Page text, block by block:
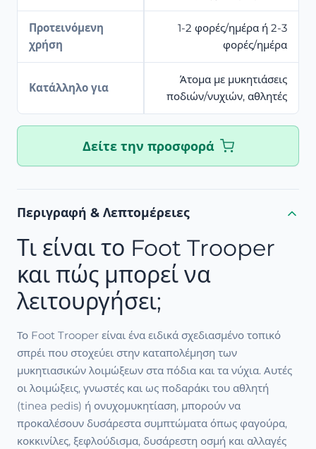
Προτεινόμενη
χρήση
1-2 φορές/ημέρα ή 2-3
φορές/ημέρα
Κατάλληλο για
Άτομα με μυκητιάσεις
ποδιών/νυχιών, αθλητές
Δείτε την προσφορά
Περιγραφή & Λεπτομέρειες
Τι είναι το Foot Trooper
και πώς μπορεί να
λειτουργήσει;
Το Foot Trooper είναι ένα ειδικά σχεδιασμένο τοπικό
σπρέι που στοχεύει στην καταπολέμηση των
μυκητιασικών λοιμώξεων στα πόδια και τα νύχια. Αυτές
οι λοιμώξεις, γνωστές και ως ποδαράκι του αθλητή
(tinea pedis) ή ονυχομυκητίαση, μπορούν να
προκαλέσουν δυσάρεστα συμπτώματα όπως φαγούρα,
κοκκινίλες, ξεφλούδισμα, δυσάρεστη οσμή και αλλαγές